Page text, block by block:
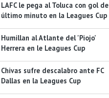
LAFC le pega al Toluca con gol de
último minuto en la Leagues Cup
Humillan al Atlante del 'Piojo'
Herrera en le Leagues Cup
Chivas sufre descalabro ante FC
Dallas en la Leagues Cup